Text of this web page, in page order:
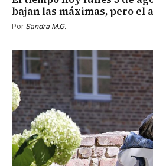
bajan las máximas, pero el
Por Sandra M.G.